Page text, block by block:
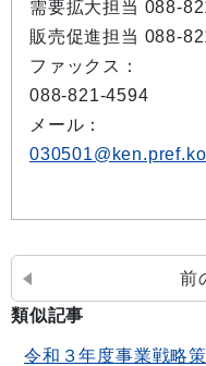
需要拡大担当 088-
販売促進担当 088-
ファックス：
088-821-4594
メール：
前
類似記事
令和３年度事業戦略